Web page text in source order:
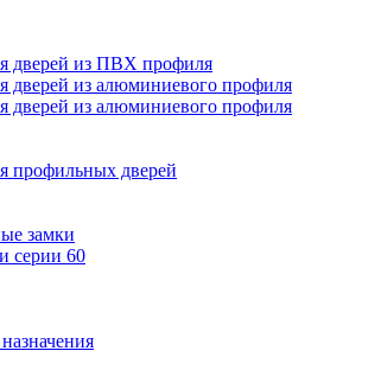
дверей из ПВХ профиля
дверей из алюминиевого профиля
дверей из алюминиевого профиля
профильных дверей
замки
серии 60